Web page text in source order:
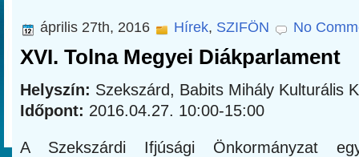
április 27th, 2016 Hírek, SZIFÖN No
XVI. Tolna Megyei Diákparlament
Helyszín: Szekszárd, Babits Mihály Kulturális
Időpont: 2016.04.27. 10:00-15:00
A Szekszárdi Ifjúsági Önkormányzat